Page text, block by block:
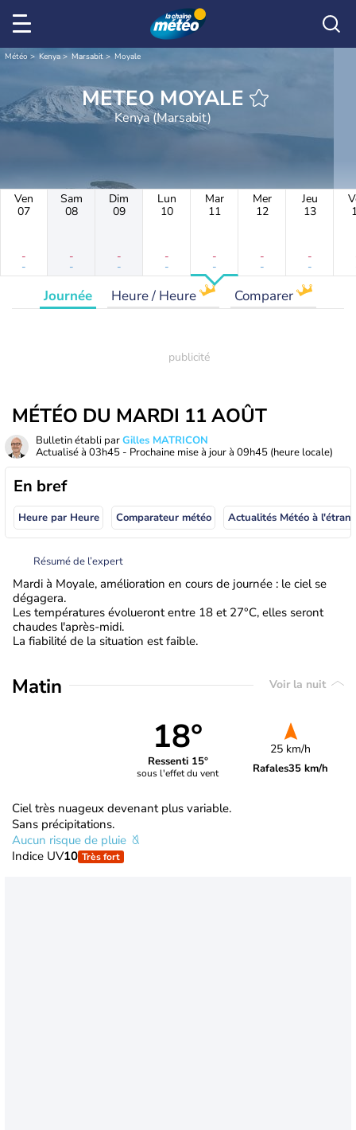
Météo Kenya Marsabit Moyale
METEO MOYALE
Kenya (Marsabit)
Ven
07
-
-
Sam
08
-
-
Dim
09
-
-
Lun
10
-
-
Mar
11
-
-
Mer
12
-
-
Jeu
13
-
-
Journée Heure / Heure Comparer
MÉTÉO DU MARDI 11 AOÛT
Bulletin établi parGilles MATRICON
Actualisé à 03h45 - Prochaine mise à jour à 09h45 (heure locale)
En bref
Heure par Heure Comparateur météo
Résumé de l’expert
Mardi à Moyale, amélioration en cours de journée : le ciel se
dégagera.
Les températures évolueront entre 18 et 27°C, elles seront
chaudes l'après-midi.
La fiabilité de la situation est faible.
Matin Voir la nuit
18°
Ressenti 15°
sous l'effet du vent
25 km/h
Rafales35 km/h
Ciel très nuageux devenant plus variable.
Sans précipitations.
Aucun risque de pluie
Indice UV10 Très fort